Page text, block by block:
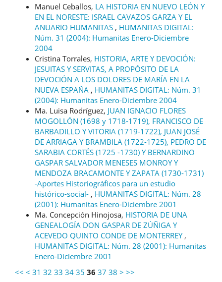
Manuel Ceballos, LA HISTORIA EN NUEVO LEÓN Y
EN EL NORESTE: ISRAEL CAVAZOS GARZA Y EL
ANUARIO HUMANITAS , HUMANITAS DIGITAL:
Núm. 31 (2004): Humanitas Enero-Diciembre
2004
Cristina Torrales, HISTORIA, ARTE Y DEVOCIÓN:
JESUITAS Y SERVITAS, A PROPÓSITO DE LA
DEVOCIÓN A LOS DOLORES DE MARÍA EN LA
NUEVA ESPAÑA , HUMANITAS DIGITAL: Núm. 31
(2004): Humanitas Enero-Diciembre 2004
Ma. Luisa Rodríguez, JUAN IGNACIO FLORES
MOGOLLÓN (1698 y 1718-1719), FRANCISCO DE
BARBADILLO Y VITORIA (1719-1722), JUAN JOSÉ
DE ARRIAGA Y BRAMBILA (1722-1725), PEDRO DE
SARABIA CORTÉS (1725 -1730) Y BERNARDINO
GASPAR SALVADOR MENESES MONROY Y
MENDOZA BRACAMONTE Y ZAPATA (1730-1731)
-Aportes Historiográficos para un estudio
histórico-social- , HUMANITAS DIGITAL: Núm. 28
(2001): Humanitas Enero-Diciembre 2001
Ma. Concepción Hinojosa, HISTORIA DE UNA
GENEALOGÍA DON GASPAR DE ZÚÑIGA Y
ACEVEDO QUINTO CONDE DE MONTERREY ,
HUMANITAS DIGITAL: Núm. 28 (2001): Humanitas
Enero-Diciembre 2001
<< < 31 32 33 34 35 36 37 38 > >>